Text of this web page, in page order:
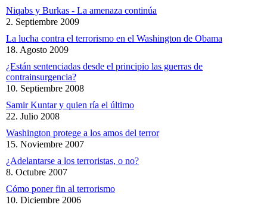
Niqabs y Burkas - La amenaza continúa
2. Septiembre 2009
La lucha contra el terrorismo en el Washington de Obama
18. Agosto 2009
¿Están sentenciadas desde el principio las guerras de
contrainsurgencia?
10. Septiembre 2008
Samir Kuntar y quien ría el último
22. Julio 2008
Washington protege a los amos del terror
15. Noviembre 2007
¿Adelantarse a los terroristas, o no?
8. Octubre 2007
Cómo poner fin al terrorismo
10. Diciembre 2006